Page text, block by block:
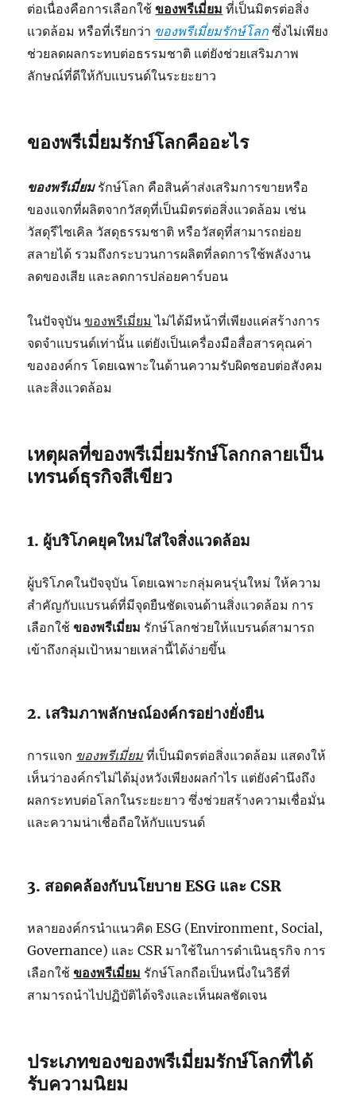
ต่อเนื่องคือการเลือกใช้ของพรีเมี่ยม ที่เป็นมิตรต่อสิ่ง
แวดล้อม หรือที่เรียกว่า ของพรีเมี่ยมรักษ์โลก ซึ่งไม่เพียง
ช่วยลดผลกระทบต่อธรรมชาติ แต่ยังช่วยเสริมภาพ
ลักษณ์ที่ดีให้กับแบรนด์ในระยะยาว
ของพรีเมี่ยมรักษ์โลกคืออะไร
ของพรีเมี่ยมรักษ์โลก คือสินค้าส่งเสริมการขายหรือ
ของแจกที่ผลิตจากวัสดุที่เป็นมิตรต่อสิ่งแวดล้อม เช่น
วัสดุรีไซเคิล วัสดุธรรมชาติ หรือวัสดุที่สามารถย่อย
สลายได้ รวมถึงกระบวนการผลิตที่ลดการใช้พลังงาน
ลดของเสีย และลดการปล่อยคาร์บอน
ในปัจจุบันของพรีเมี่ยม ไม่ได้มีหน้าที่เพียงแค่สร้างการ
จดจำแบรนด์เท่านั้น แต่ยังเป็นเครื่องมือสื่อสารคุณค่า
ขององค์กร โดยเฉพาะในด้านความรับผิดชอบต่อสังคม
และสิ่งแวดล้อม
เหตุผลที่ของพรีเมี่ยมรักษ์โลกกลายเป็น
เทรนด์ธุรกิจสีเขียว
1. ผู้บริโภคยุคใหม่ใส่ใจสิ่งแวดล้อม
ผู้บริโภคในปัจจุบัน โดยเฉพาะกลุ่มคนรุ่นใหม่ ให้ความ
สำคัญกับแบรนด์ที่มีจุดยืนชัดเจนด้านสิ่งแวดล้อม การ
เลือกใช้ของพรีเมี่ยม รักษ์โลกช่วยให้แบรนด์สามารถ
เข้าถึงกลุ่มเป้าหมายเหล่านี้ได้ง่ายขึ้น
2. เสริมภาพลักษณ์องค์กรอย่างยั่งยืน
การแจก ของพรีเมี่ยมที่เป็นมิตรต่อสิ่งแวดล้อม แสดงให้
เห็นว่าองค์กรไม่ได้มุ่งหวังเพียงผลกำไร แต่ยังคำนึงถึง
ผลกระทบต่อโลกในระยะยาว ซึ่งช่วยสร้างความเชื่อมั่น
และความน่าเชื่อถือให้กับแบรนด์
3. สอดคล้องกับนโยบาย ESG และ CSR
หลายองค์กรนำแนวคิด ESG (Environment, Social,
Governance) และ CSR มาใช้ในการดำเนินธุรกิจ การ
เลือกใช้ของพรีเมี่ยม รักษ์โลกถือเป็นหนึ่งในวิธีที่
สามารถนำไปปฏิบัติได้จริงและเห็นผลชัดเจน
ประเภทของของพรีเมี่ยมรักษ์โลกที่ได้
รับความนิยม